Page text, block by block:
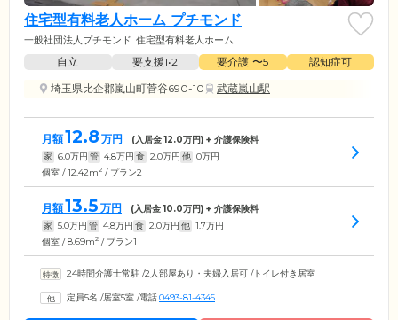
住宅型有料老人ホーム プチモンド
一般社団法人プチモンド 住宅型有料老人ホーム
自立 要支援1•2 要介護1〜5
認知症可
埼玉県比企郡嵐山町菅谷690-10
武蔵嵐山駅
月額12.8 万円 (入居金12.0万円) + 介護保険料
家 6.0万円 管 4.8万円 食 2.0万円 他 0万円
個室 / 12.42m2 / プラン2
月額13.5 万円 (入居金10.0万円) + 介護保険料
家 5.0万円 管 4.8万円 食 2.0万円 他 1.7万円
個室 / 8.69m2 / プラン1
24時間介護士常駐 /2人部屋あり・夫婦入居可 /トイレ付き居室
定員5名 /居室5室 /電話0493-81-4345